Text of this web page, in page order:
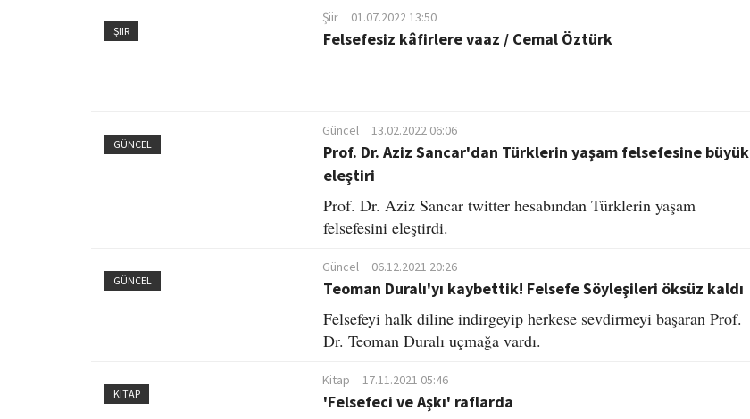
ŞIIR
Şiir 01.07.2022 13:50
Felsefesiz kâfirlere vaaz / Cemal Öztürk
GÜNCEL
Güncel 13.02.2022 06:06
Prof. Dr. Aziz Sancar'dan Türklerin yaşam felsefesine büyük
eleştiri
Prof. Dr. Aziz Sancar twitter hesabından Türklerin yaşam
felsefesini eleştirdi.
GÜNCEL
Güncel 06.12.2021 20:26
Teoman Duralı'yı kaybettik! Felsefe Söyleşileri öksüz kaldı
Felsefeyi halk diline indirgeyip herkese sevdirmeyi başaran Prof.
Dr. Teoman Duralı uçmağa vardı.
KITAP
Kitap 17.11.2021 05:46
'Felsefeci ve Aşkı' raflarda